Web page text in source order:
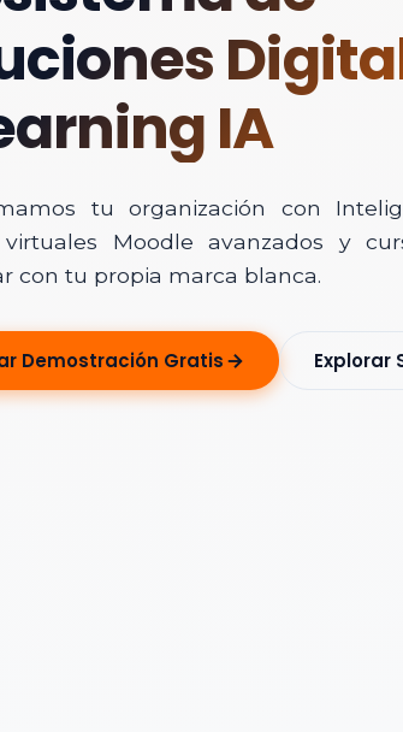
IA
tu organización con
Moodle avanzados y
con tu propia marca blanca.
Demostración Gratis Explorar
Déjanos tus datos y nos